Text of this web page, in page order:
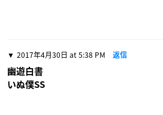
2017年4月30日 at 5:38 PM 返信
幽遊白書
いぬ僕SS